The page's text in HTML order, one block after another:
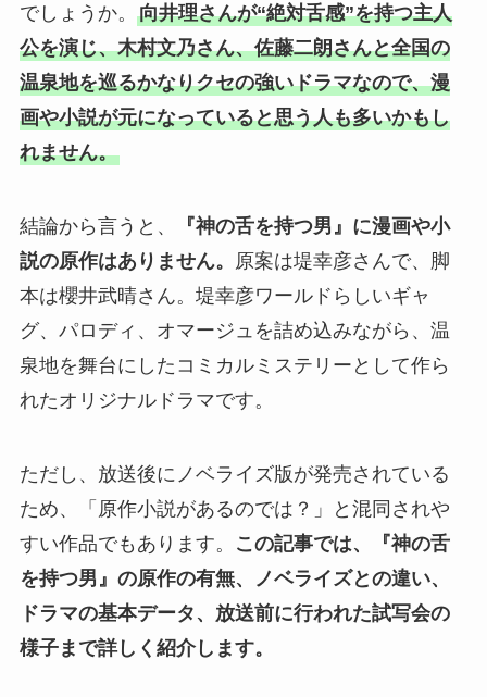
でしょうか。 向井理さんが“絶対舌感”を持つ主人
公を演じ、木村文乃さん、佐藤二朗さんと全国の
温泉地を巡るかなりクセの強いドラマなので、漫
画や小説が元になっていると思う人も多いかもし
れません。
結論から言うと、
『神の舌を持つ男』に漫画や小
説の原作はありません。
原案は堤幸彦さんで、脚
本は櫻井武晴さん。堤幸彦ワールドらしいギャ
グ、パロディ、オマージュを詰め込みながら、温
泉地を舞台にしたコミカルミステリーとして作ら
れたオリジナルドラマです。
ただし、放送後にノベライズ版が発売されている
ため、「原作小説があるのでは？」と混同されや
すい作品でもあります。
この記事では、『神の舌
を持つ男』の原作の有無、ノベライズとの違い、
ドラマの基本データ、放送前に行われた試写会の
様子まで詳しく紹介します。